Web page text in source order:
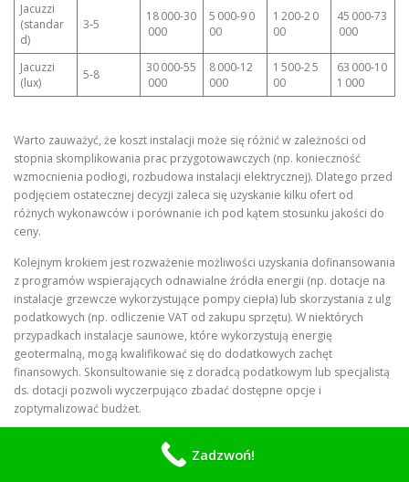
Jacuzzi
(standar
d)
3‑5
18 000‑30
000
5 000‑9 0
00
1 200‑2 0
00
45 000‑73
000
Jacuzzi
(lux)
5‑8
30 000‑55
000
8 000‑12
000
1 500‑2 5
00
63 000‑10
1 000
Warto zauważyć, że koszt instalacji może się różnić w zależności od
stopnia skomplikowania prac przygotowawczych (np. konieczność
wzmocnienia podłogi, rozbudowa instalacji elektrycznej). Dlatego przed
podjęciem ostatecznej decyzji zaleca się uzyskanie kilku ofert od
różnych wykonawców i porównanie ich pod kątem stosunku jakości do
ceny.
Kolejnym krokiem jest rozważenie możliwości uzyskania dofinansowania
z programów wspierających odnawialne źródła energii (np. dotacje na
instalacje grzewcze wykorzystujące pompy ciepła) lub skorzystania z ulg
podatkowych (np. odliczenie VAT od zakupu sprzętu). W niektórych
przypadkach instalacje saunowe, które wykorzystują energię
geotermalną, mogą kwalifikować się do dodatkowych zachęt
finansowych. Skonsultowanie się z doradcą podatkowym lub specjalistą
ds. dotacji pozwoli wyczerpująco zbadać dostępne opcje i
zoptymalizować budżet.
Podsumowanie – kluczowe pytania,
które pomogą podjąć właściwą decyzję
Zadzwoń!